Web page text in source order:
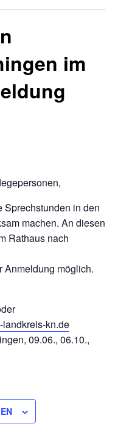
im
Sprechstunden in den
machen. An diesen
Rathaus nach
Anmeldung möglich.
kn.de
09.06., 06.10.,